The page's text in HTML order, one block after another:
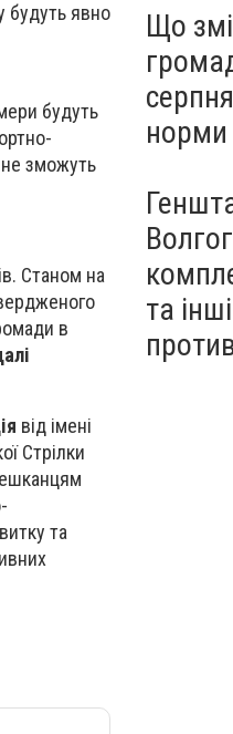
будуть явно
будуть
зможуть
Станом на
в
від імені
Стрілки
та
Що
норми
та